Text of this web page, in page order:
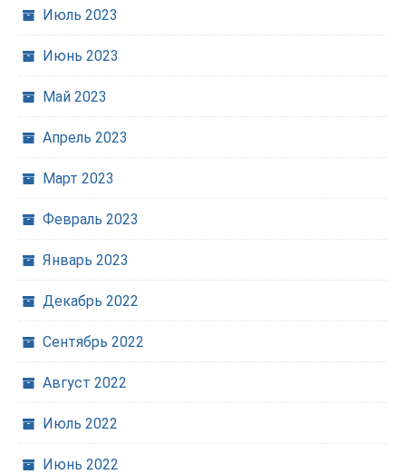
Июль 2023
Июнь 2023
Май 2023
Апрель 2023
Март 2023
Февраль 2023
Январь 2023
Декабрь 2022
Сентябрь 2022
Август 2022
Июль 2022
Июнь 2022